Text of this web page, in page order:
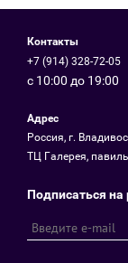
Контакты
+7 (914) 328-72-05
с 10:00 до 19:00
Адрес
Россия, г.
ТЦ Галерея,
Подписаться